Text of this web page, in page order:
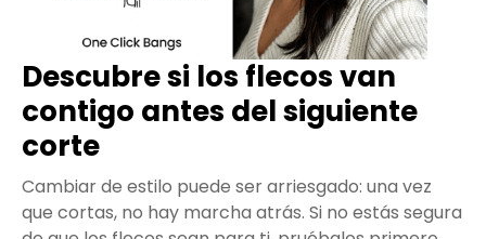
Descubre si los flecos van
contigo antes del siguiente
corte
Cambiar de estilo puede ser arriesgado: una vez
que cortas, no hay marcha atrás. Si no estás segura